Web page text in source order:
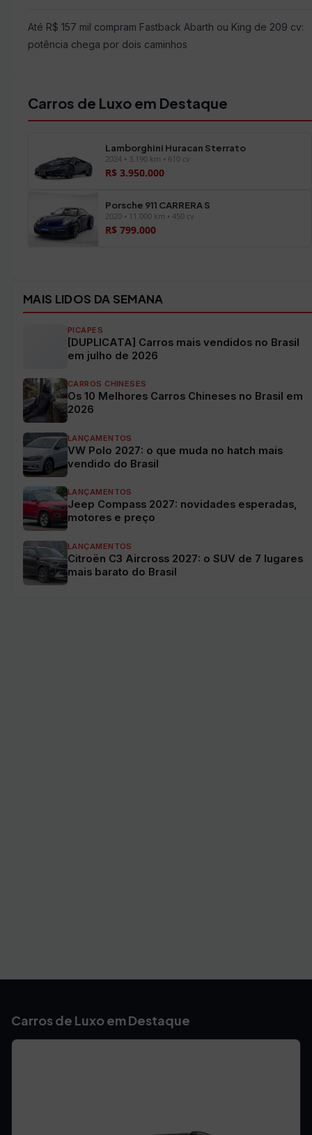
Até R$ 157 mil compram Fastback Abarth ou King de 209 cv:
potência chega por dois caminhos
Carros de Luxo em Destaque
Lamborghini Huracan Sterrato
2024 • 3.190 km • 610 cv
R$ 3.950.000
Porsche 911 CARRERA S
2020 • 11.000 km • 450 cv
R$ 799.000
MAIS LIDOS DA SEMANA
PICAPES
[DUPLICATA] Carros mais vendidos no Brasil
em julho de 2026
CARROS CHINESES
Os 10 Melhores Carros Chineses no Brasil em
2026
LANÇAMENTOS
VW Polo 2027: o que muda no hatch mais
vendido do Brasil
LANÇAMENTOS
Jeep Compass 2027: novidades esperadas,
motores e preço
LANÇAMENTOS
Citroën C3 Aircross 2027: o SUV de 7 lugares
mais barato do Brasil
Carros de Luxo em Destaque